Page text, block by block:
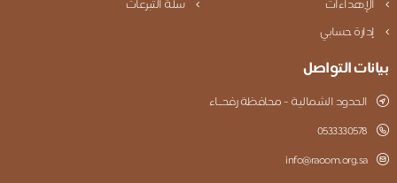
الإهداءات
سلة التبرعات
إدارة حسابي
بيانات التواصل
الحدود الشمالية - محافظة رفحــاء
0533330578
info@raoom.org.sa